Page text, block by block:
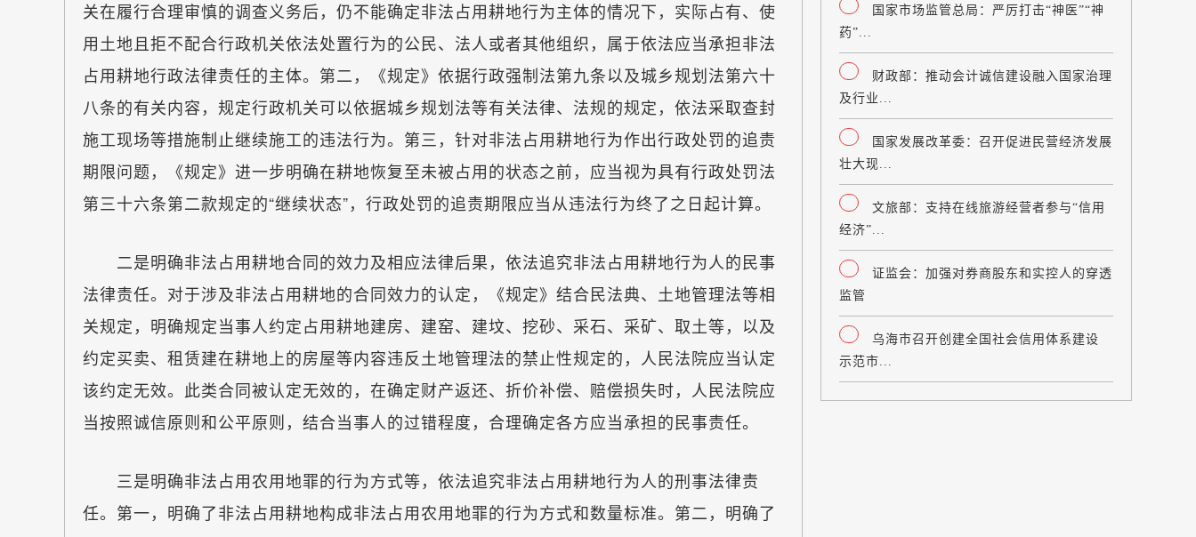
关在履行合理审慎的调查义务后，仍不能确定非法占用耕地行为主体的情况下，实际占有、使
用土地且拒不配合行政机关依法处置行为的公民、法人或者其他组织，属于依法应当承担非法
占用耕地行政法律责任的主体。第二，《规定》依据行政强制法第九条以及城乡规划法第六十
八条的有关内容，规定行政机关可以依据城乡规划法等有关法律、法规的规定，依法采取查封
施工现场等措施制止继续施工的违法行为。第三，针对非法占用耕地行为作出行政处罚的追责
期限问题，《规定》进一步明确在耕地恢复至未被占用的状态之前，应当视为具有行政处罚法
第三十六条第二款规定的“继续状态”，行政处罚的追责期限应当从违法行为终了之日起计算。
二是明确非法占用耕地合同的效力及相应法律后果，依法追究非法占用耕地行为人的民事
法律责任。对于涉及非法占用耕地的合同效力的认定，《规定》结合民法典、土地管理法等相
关规定，明确规定当事人约定占用耕地建房、建窑、建坟、挖砂、采石、采矿、取土等，以及
约定买卖、租赁建在耕地上的房屋等内容违反土地管理法的禁止性规定的，人民法院应当认定
该约定无效。此类合同被认定无效的，在确定财产返还、折价补偿、赔偿损失时，人民法院应
当按照诚信原则和公平原则，结合当事人的过错程度，合理确定各方应当承担的民事责任。
三是明确非法占用农用地罪的行为方式等，依法追究非法占用耕地行为人的刑事法律责
任。第一，明确了非法占用耕地构成非法占用农用地罪的行为方式和数量标准。第二，明确了
国家市场监管总局：严厉打击“神医”“神
药”...
财政部：推动会计诚信建设融入国家治理
及行业...
国家发展改革委：召开促进民营经济发展
壮大现...
文旅部：支持在线旅游经营者参与“信用
经济”...
证监会：加强对券商股东和实控人的穿透
监管
乌海市召开创建全国社会信用体系建设
示范市...